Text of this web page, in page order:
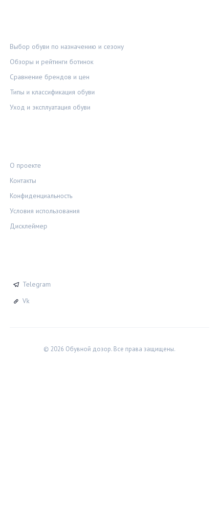
Выбор обуви по назначению и сезону
Обзоры и рейтинги ботинок
Сравнение брендов и цен
Типы и классификация обуви
Уход и эксплуатация обуви
О проекте
Контакты
Конфиденциальность
Условия использования
Дисклеймер
Telegram
Vk
© 2026 Обувной дозор. Все права защищены.